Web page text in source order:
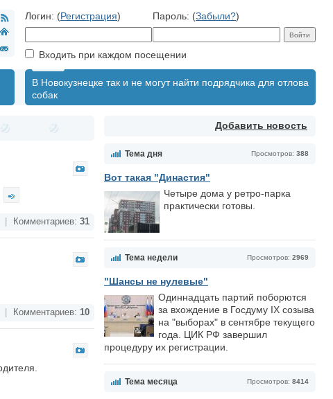
Логин: (Регистрация) Пароль: (Забыли?)
Входить при каждом посещении
В Новокузнецке так и не могут найти подрядчика для отлова
собак
Добавить новость
Просмотров: 388
Тема дня
Вот такая "Династия"
Четыре дома у ретро-парка
практически готовы.
Просмотров: 2969
Тема недели
"Шансы не нулевые"
Одиннадцать партий поборются
за вхождение в Госдуму IX созыва
на "выборах" в сентябре текущего
года. ЦИК РФ завершил
процедуру их регистрации.
Просмотров: 8414
Тема месяца
Комментариев: 31
Комментариев: 10